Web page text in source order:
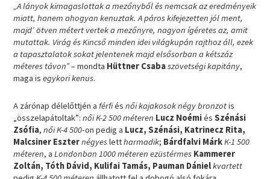
„A lányok kimagaslottak a mezőnyből és nemcsak az eredményeik
miatt, hanem ahogyan kenuztak. A páros kifejezetten jól ment,
majd’ ötven métert vertek a mezőnyre, nagyon ígéretes az, amit
mutattak. Virág és Kincső minden idei világkupán rajthoz áll, ezek
a tapasztalatok sokat jelentenek majd elsősorban a kétszáz
méteres távon”– mondta Hüttner Csabaszövetségi kapitány,
maga isegykori kenus.
A zárónap délelőttjén aférfiésnői kajakosoknégy bronzotis
„összelapátoltak”: női K-2 500 méteren Lucz NoémiésSzénási
Zsófia,női K-4 500-on pedig a Lucz, Szénási, Katrinecz Rita,
Malcsiner Eszternégyeslettharmadik; Bárdfalvi MárkK-1 500
méteren, aLondonban 1000 méteren ezüstérmes Kammerer
Zoltán, Tóth Dávid, Kulifai Tamás, Pauman Dánielkvartett